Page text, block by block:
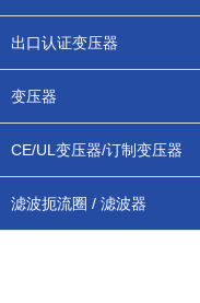
出口认证变压器
变压器
CE/UL变压器/订制变压器
滤波扼流圈 / 滤波器